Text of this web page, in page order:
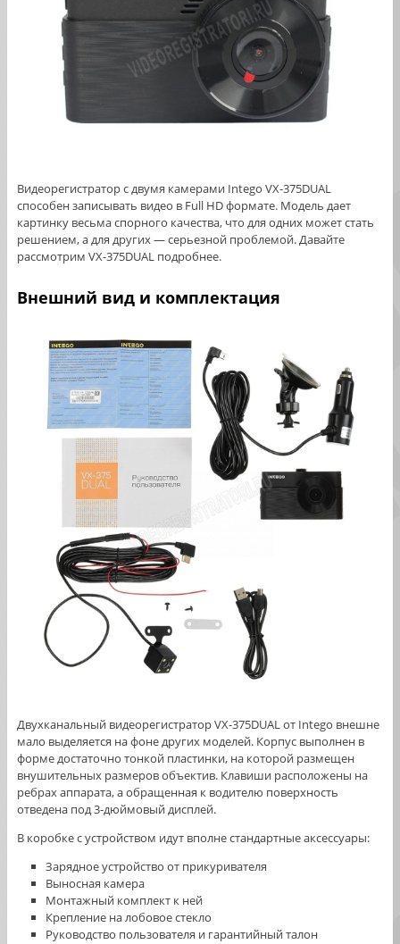
Видеорегистратор с двумя камерами Intego VX-375DUAL
способен записывать видео в Full HD формате. Модель дает
картинку весьма спорного качества, что для одних может стать
решением, а для других — серьезной проблемой. Давайте
рассмотрим VX-375DUAL подробнее.
Внешний вид и комплектация
Двухканальный видеорегистратор VX-375DUAL от Intego внешне
мало выделяется на фоне других моделей. Корпус выполнен в
форме достаточно тонкой пластинки, на которой размещен
внушительных размеров объектив. Клавиши расположены на
ребрах аппарата, а обращенная к водителю поверхность
отведена под 3-дюймовый дисплей.
В коробке с устройством идут вполне стандартные аксессуары:
Зарядное устройство от прикуривателя
Выносная камера
Монтажный комплект к ней
Крепление на лобовое стекло
Руководство пользователя и гарантийный талон